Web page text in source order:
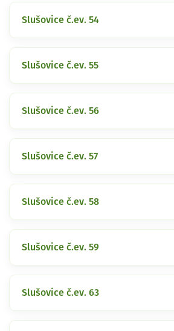
Slušovice č.ev. 54
Slušovice č.ev. 55
Slušovice č.ev. 56
Slušovice č.ev. 57
Slušovice č.ev. 58
Slušovice č.ev. 59
Slušovice č.ev. 63